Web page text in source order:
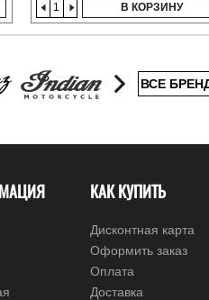
В КОРЗИНУ
ВСЕ
КАК КУПИТЬ
Дисконтная карта
Оформить заказ
Оплата
Доставка